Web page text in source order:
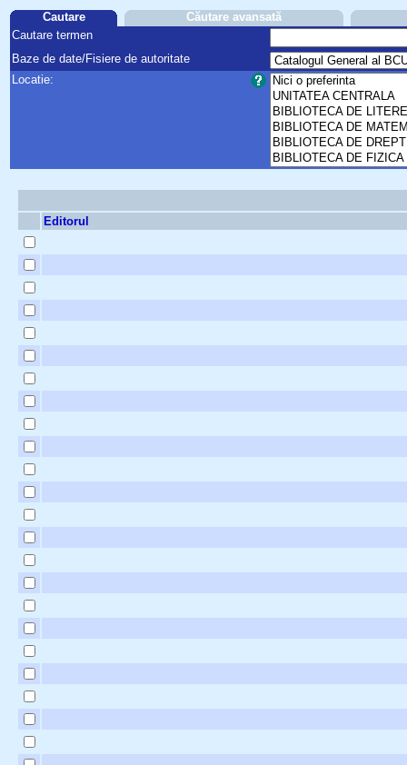
Cautare
Căutare avansată
Cautare termen
Baze de date/Fisiere de autoritate
Locatie:
Editorul